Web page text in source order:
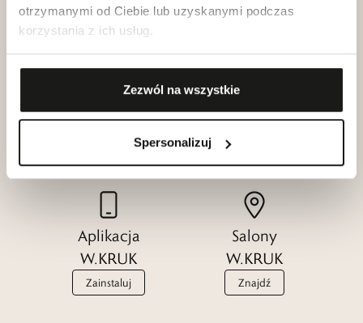
otrzymanymi od Ciebie lub uzyskanymi podczas
korzystania z ich usług.
Zezwól na wszystkie
Spersonalizuj
Klub dla
Przyjaciół
Katalogi
W.KRUK
Aplikacja
W.KRUK
Zainstaluj
Salony
W.KRUK
Znajdź